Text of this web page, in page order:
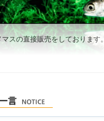
スの直接販売をしております。